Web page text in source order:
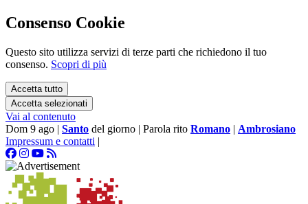
Consenso Cookie
Questo sito utilizza servizi di terze parti che richiedono il tuo
consenso. Scopri di più
Accetta tutto
Accetta selezionati
Vai al contenuto
Dom 9 ago | Santo del giorno | Parola rito Romano | Ambrosiano
Impressum e contatti |